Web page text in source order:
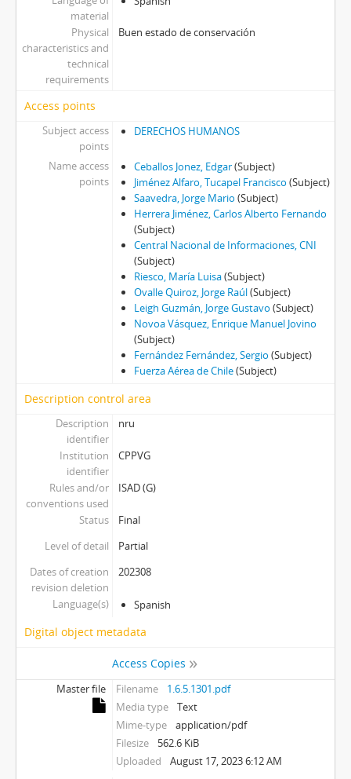
material
Physical
characteristics and
technical
requirements
Buen estado de conservación
Access points
Subject access
points
DERECHOS HUMANOS
Name access
points
Ceballos Jonez, Edgar(Subject)
Jiménez Alfaro, Tucapel Francisco (Subject)
Saavedra, Jorge Mario (Subject)
Herrera Jiménez, Carlos Alberto Fernando
(Subject)
Central Nacional de Informaciones, CNI
(Subject)
Riesco, María Luisa(Subject)
Ovalle Quiroz, Jorge Raúl(Subject)
Leigh Guzmán, Jorge Gustavo (Subject)
Novoa Vásquez, Enrique Manuel Jovino
(Subject)
Fernández Fernández, Sergio (Subject)
Fuerza Aérea de Chile(Subject)
Description control area
Description
identifier
nru
Institution
identifier
CPPVG
Rules and/or
conventions used
ISAD (G)
Status
Final
Level of detail
Partial
Dates of creation
revision deletion
202308
Language(s) Spanish
Digital object metadata
Access Copies
Master file Filename
1.6.5.1301.pdf
Media type
Text
Mime-type
application/pdf
Filesize
562.6 KiB
Uploaded
August 17, 2023 6:12 AM